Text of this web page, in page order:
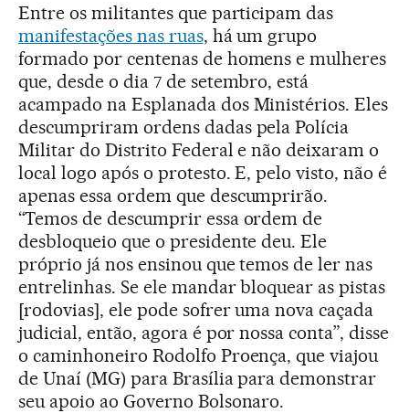
Entre os militantes que participam das
manifestações nas ruas, há um grupo
formado por centenas de homens e mulheres
que, desde o dia 7 de setembro, está
acampado na Esplanada dos Ministérios. Eles
descumpriram ordens dadas pela Polícia
Militar do Distrito Federal e não deixaram o
local logo após o protesto. E, pelo visto, não é
apenas essa ordem que descumprirão.
“Temos de descumprir essa ordem de
desbloqueio que o presidente deu. Ele
próprio já nos ensinou que temos de ler nas
entrelinhas. Se ele mandar bloquear as pistas
[rodovias], ele pode sofrer uma nova caçada
judicial, então, agora é por nossa conta”, disse
o caminhoneiro Rodolfo Proença, que viajou
de Unaí (MG) para Brasília para demonstrar
seu apoio ao Governo Bolsonaro.